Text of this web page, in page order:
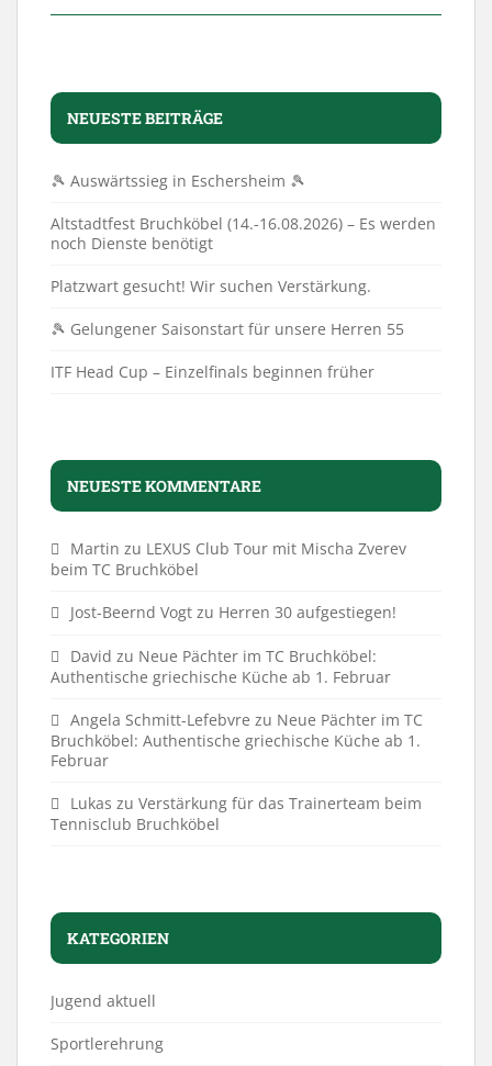
NEUESTE BEITRÄGE
🎾 Auswärtssieg in Eschersheim 🎾
Altstadtfest Bruchköbel (14.-16.08.2026) – Es werden
noch Dienste benötigt
Platzwart gesucht! Wir suchen Verstärkung.
🎾 Gelungener Saisonstart für unsere Herren 55
ITF Head Cup – Einzelfinals beginnen früher
NEUESTE KOMMENTARE
Martin zu LEXUS Club Tour mit Mischa Zverev
beim TC Bruchköbel
Jost-Beernd Vogt zu Herren 30 aufgestiegen!
David zu Neue Pächter im TC Bruchköbel:
Authentische griechische Küche ab 1. Februar
Angela Schmitt-Lefebvre zu Neue Pächter im TC
Bruchköbel: Authentische griechische Küche ab 1.
Februar
Lukas zu Verstärkung für das Trainerteam beim
Tennisclub Bruchköbel
KATEGORIEN
Jugend aktuell
Sportlerehrung